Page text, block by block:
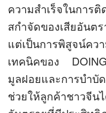
ความสำเร็จในการ
สกำจัดของเสียอันต
แต่เป็นการพิสูจน์คว
เทคนิคของ
มูลฝอยและการบำ
ช่วยให้ลูกค้าชาวจีน